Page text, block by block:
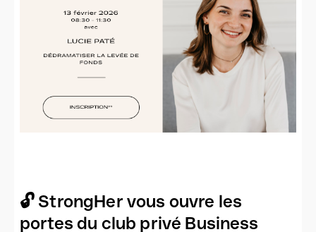
🔓 StrongHer vous ouvre les
portes du club privé Business